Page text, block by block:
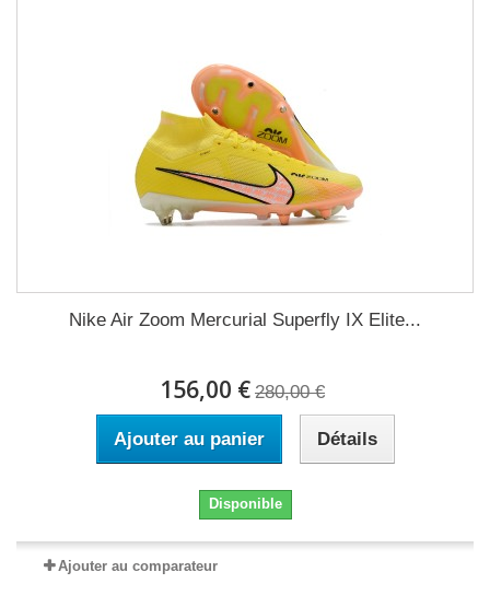
Nike Air Zoom Mercurial Superfly IX Elite...
156,00 € 280,00 €
Ajouter au panier Détails
Disponible
Ajouter au comparateur